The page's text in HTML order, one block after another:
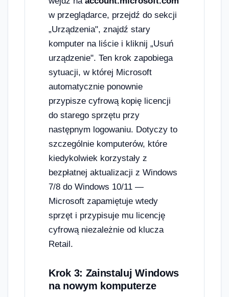
w przeglądarce, przejdź do sekcji
„Urządzenia", znajdź stary
komputer na liście i kliknij „Usuń
urządzenie". Ten krok zapobiega
sytuacji, w której Microsoft
automatycznie ponownie
przypisze cyfrową kopię licencji
do starego sprzętu przy
następnym logowaniu. Dotyczy to
szczególnie komputerów, które
kiedykolwiek korzystały z
bezpłatnej aktualizacji z Windows
7/8 do Windows 10/11 —
Microsoft zapamiętuje wtedy
sprzęt i przypisuje mu licencję
cyfrową niezależnie od klucza
Retail.
Krok 3: Zainstaluj Windows
na nowym komputerze